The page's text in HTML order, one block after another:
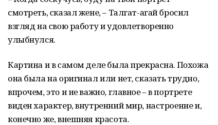
смотреть, сказал жене, – Талгат-агай бросил
взгляд на свою работу и удовлетворенно
улыбнулся.
Картина и в самом деле была прекрасна. Похожа
она была на оригинал или нет, сказать трудно,
впрочем, это и не важно, главное – в портрете
виден характер, внутренний мир, настроение и,
конечно же, внешняя красота.